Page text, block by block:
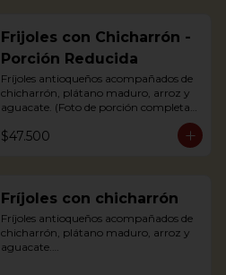
Frijoles con Chicharrón -
Porción Reducida
Fríjoles antioqueños acompañados de
chicharrón, plátano maduro, arroz y
aguacate. (Foto de porción completa).
cracklings, white rice, avocado and
$47.500
Fríjoles con chicharrón
Fríjoles antioqueños acompañados de
chicharrón, plátano maduro, arroz y
aguacate.